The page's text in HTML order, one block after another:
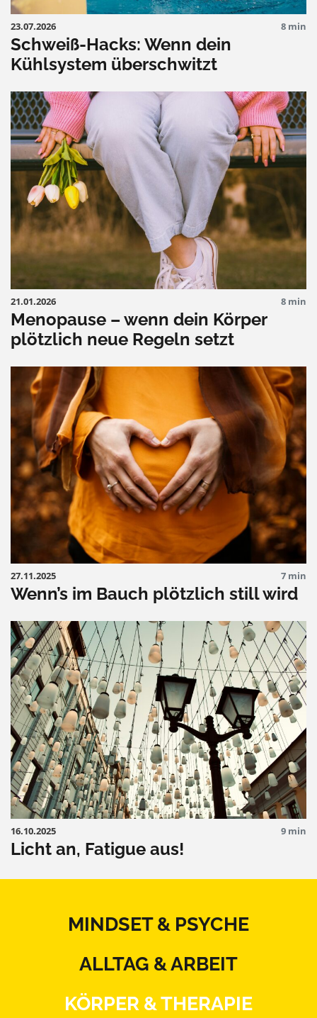
23.07.2026 8 min
Schweiß-Hacks: Wenn dein
Kühlsystem überschwitzt
21.01.2026 8 min
Menopause – wenn dein Körper
plötzlich neue Regeln setzt
27.11.2025 7 min
Wenn’s im Bauch plötzlich still wird
16.10.2025 9 min
Licht an, Fatigue aus!
MINDSET & PSYCHE
ALLTAG & ARBEIT
KÖRPER & THERAPIE